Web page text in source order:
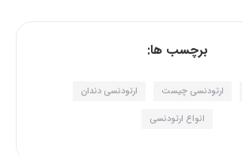
برچسب ها:
ارتودنسی چیست ارتودنسی دندان
انواع ارتودنسی